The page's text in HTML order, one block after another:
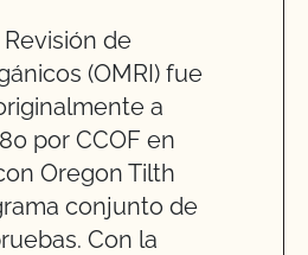
de
(OMRI) fue
a
por CCOF en
Oregon Tilth
conjunto de
Con la